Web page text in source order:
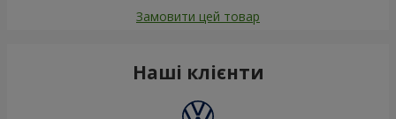
Замовити цей товар
Наші клієнти